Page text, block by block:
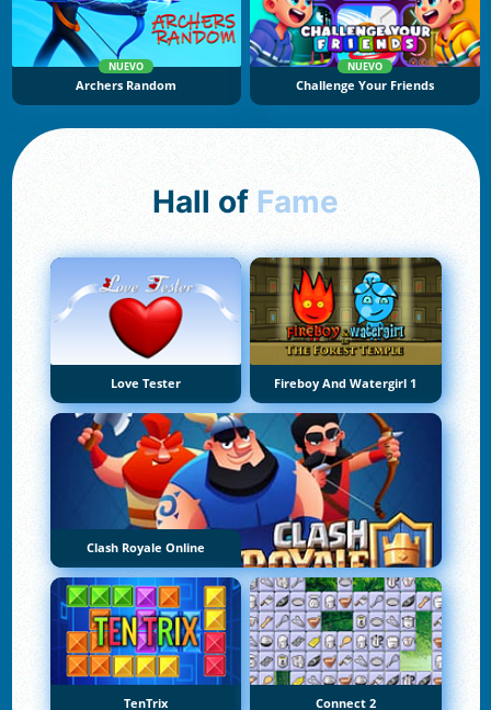
NUEVO
Archers Random
NUEVO
Challenge Your Friends
Hall of Fame
Love Tester Fireboy And Watergirl 1
Clash Royale Online
TenTrix Connect 2